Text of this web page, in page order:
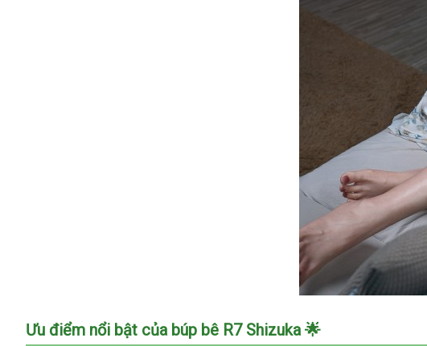
Búp
Bê
Ưu điểm nổi bật của búp bê R7 Shizuka 🌟